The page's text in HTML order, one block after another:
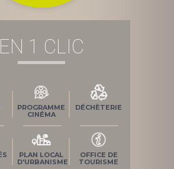
EN 1 CLIC
PROGRAMME
CINÉMA
DÉCHÈTERIE
PLAN LOCAL
D'URBANISME
OFFICE DE
TOURISME